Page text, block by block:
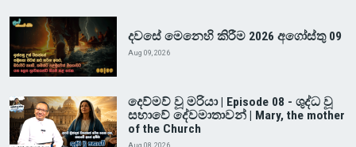
දවසේ මෙනෙහි කිරීම 2026 අගෝස්තු 09
Aug 09, 2026
දෙව්මව් වූ මරියා | Episode 08 - ශුද්ධ වූ
සභාවේ දේවමාතාවන් | Mary, the mother
of the Church
Aug 08, 2026